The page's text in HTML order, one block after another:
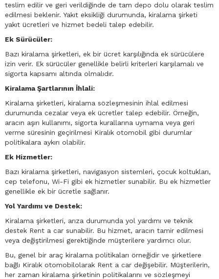
teslim edilir ve geri verildiğinde de tam depo dolu olarak teslim
edilmesi beklenir. Yakıt eksikliği durumunda, kiralama şirketi
yakıt ücretleri ve hizmet bedeli talep edebilir.
Ek Sürücüler:
Bazı kiralama şirketleri, ek bir ücret karşılığında ek sürücülere
izin verir. Ek sürücüler genellikle belirli kriterleri karşılamalı ve
sigorta kapsamı altında olmalıdır.
Kiralama Şartlarının İhlali:
Kiralama şirketleri, kiralama sözleşmesinin ihlal edilmesi
durumunda cezalar veya ek ücretler talep edebilir. Örneğin,
aracın aşırı kullanımı, sigorta kurallarına uymama veya geri
verme süresinin geçirilmesi Kiralık otomobil gibi durumlar
politikalara aykırı olabilir.
Ek Hizmetler:
Bazı kiralama şirketleri, navigasyon sistemleri, çocuk koltukları,
cep telefonu, Wi-Fi gibi ek hizmetler sunabilir. Bu ek hizmetler
genellikle ek bir ücretle sağlanır.
Yol Yardımı ve Destek:
Kiralama şirketleri, arıza durumunda yol yardımı ve teknik
destek Rent a car sunabilir. Bu hizmet, aracın tamir edilmesi
veya değiştirilmesi gerektiğinde müşterilere yardımcı olur.
Bu, genel bir araç kiralama politikaları örneğidir ve şirketlere
bağlı Kiralık otomobilolarak Rent a car değişebilir. Müşterilerin,
her zaman kiralama şirketinin politikalarını ve sözleşmeyi